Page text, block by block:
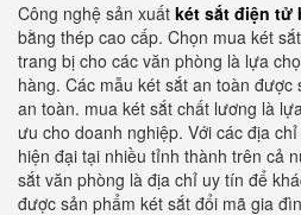
Công nghệ sản xuất két sắt điện tử
bằng thép cao cấp. Chọn mua két
trang bị cho các văn phòng là lựa
hàng. Các mẫu két sắt an toàn
an toàn. mua két sắt chất lương là
ưu cho doanh nghiệp. Với các địa
hiện đại tại nhiều tỉnh thành trên cả
sắt văn phòng là địa chỉ uy tín để
được sản phẩm két sắt đổi mã gia